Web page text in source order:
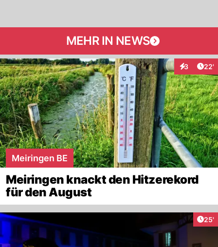
MEHR IN NEWS
3 22'
Meiringen BE
Meiringen knackt den Hitzerekord
für den August
25'